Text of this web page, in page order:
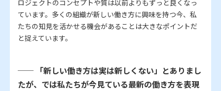
ロジェクトのコンセプトや質は以前よりもずっと良くなっ
ています。多くの組織が新しい働き方に興味を持つ今、私
たちの知見を活かせる機会があることは大きなポイントだ
と捉えています。
── 「新しい働き方は実は新しくない」とありまし
たが、では私たちが今見ている最新の働き方を表現